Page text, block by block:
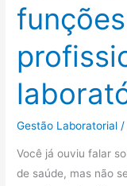
Gestão Laboratorial /
Você já ouviu falar
de saúde, mas não